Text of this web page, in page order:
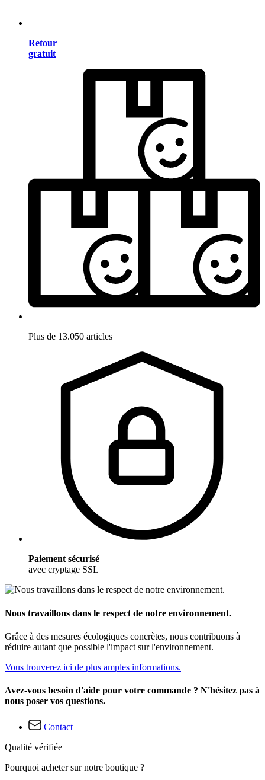
Retour
gratuit
Plus de 13.050 articles
Paiement sécurisé
avec cryptage SSL
Nous travaillons dans le respect de notre environnement.
Grâce à des mesures écologiques concrètes, nous contribuons à
réduire autant que possible l'impact sur l'environnement.
Vous trouverez ici de plus amples informations.
Avez-vous besoin d'aide pour votre commande ? N'hésitez pas à
nous poser vos questions.
Contact
Qualité vérifiée
Pourquoi acheter sur notre boutique ?